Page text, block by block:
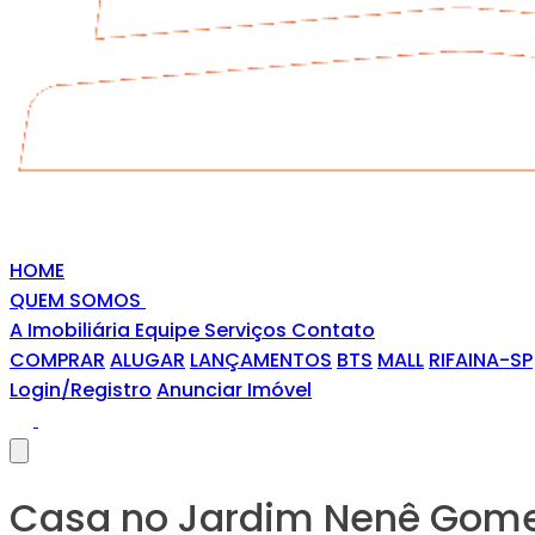
HOME
QUEM SOMOS
A Imobiliária Equipe Serviços Contato
COMPRAR ALUGAR LANÇAMENTOS BTS MALL RIFAINA-SP
Login/Registro Anunciar Imóvel
Casa no Jardim Nenê